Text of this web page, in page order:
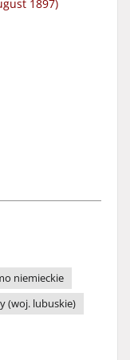
1897)
niemieckie
(woj. lubuskie)